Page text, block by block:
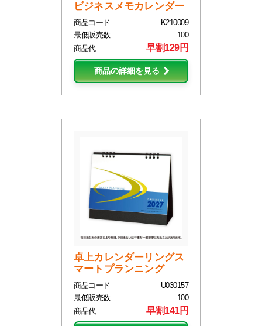
ビジネスメモカレンダー
商品コード
K210009
最低販売数
100
商品代
早割129円
商品の詳細を見る
卓上カレンダーリングス
マートプランニング
商品コード
U030157
最低販売数
100
商品代
早割141円